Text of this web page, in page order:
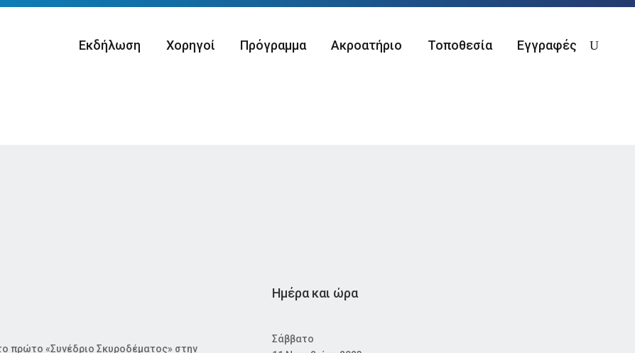
Εκδήλωση Χορηγοί Πρόγραμμα Ακροατήριο Τοποθεσία Εγγραφές
πρώτο «Συνέδριο Σκυροδέματος» στην
Ημέρα και ώρα
Σάββατο